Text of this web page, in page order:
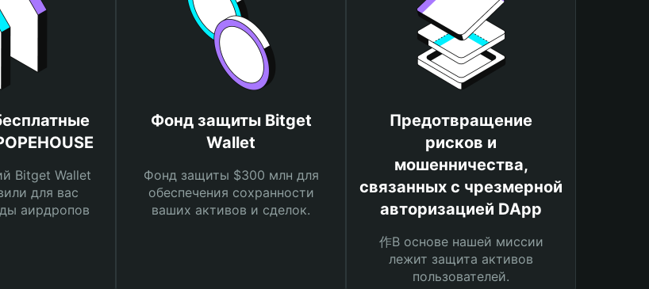
Bitget Wallet
для вас
аирдропов
Фонд защиты Bitget
Wallet
Фонд защиты $300 млн для
обеспечения сохранности
ваших активов и сделок.
Предотвращение
рисков и
мошенничества,
связанных с чрезмерной
авторизацией DApp
作В основе нашей миссии
лежит защита активов
пользователей.